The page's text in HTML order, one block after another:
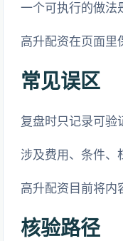
一个可执行的做法
高升配资在页面里
常见误区
复盘时只记录可验
涉及费用、条件、
高升配资目前将内
核验路径